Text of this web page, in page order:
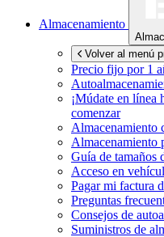
Almacenamiento
Volver al menú
Precio fijo por 1
¡Múdate en línea
comenzar
Almacenamiento
Almacenamiento
Guía de tamaños
Acceso en
Pagar mi factura
Preguntas
Consejos de
Suministros de